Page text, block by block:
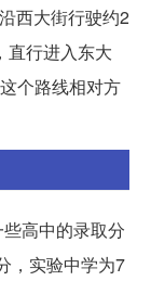
西大街行驶约2
直行进入东大
个路线相对方
高中的录取分
，实验中学为7